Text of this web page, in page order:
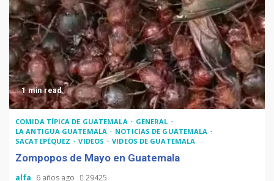
1 min read
COMIDA TÍPICA DE GUATEMALA
GENERAL
LA ANTIGUA GUATEMALA
NOTICIAS DE GUATEMALA
SACATEPÉQUEZ
VIDEOS VIDEOS DE GUATEMALA
Zompopos de Mayo en Guatemala
alfa 6 años ago 29425